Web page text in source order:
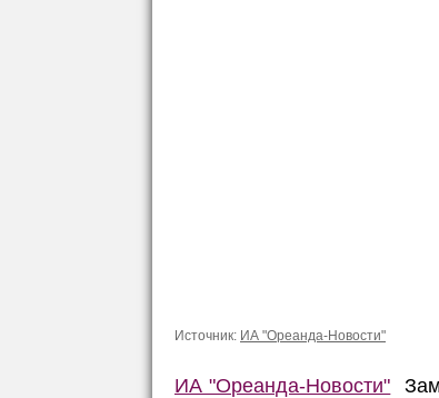
Источник: ИА "Ореанда-Новости"
ИА "Ореанда-Новости"